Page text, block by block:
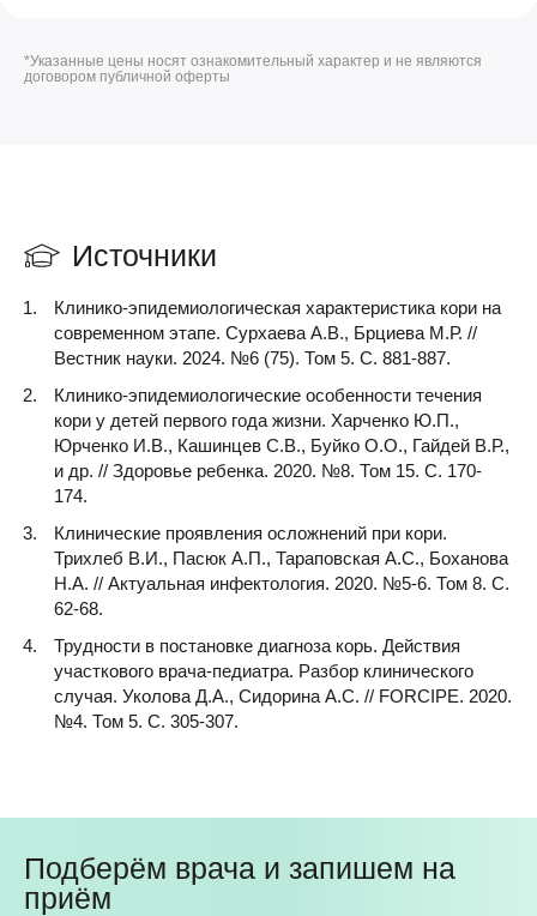
*Указанные цены носят ознакомительный характер и не являются
договором публичной оферты
Источники
Клинико-эпидемиологическая характеристика кори на
современном этапе. Сурхаева А.В., Брциева М.Р. //
Вестник науки. 2024. №6 (75). Том 5. С. 881-887.
Клинико-эпидемиологические особенности течения
кори у детей первого года жизни. Харченко Ю.П.,
Юрченко И.В., Кашинцев С.В., Буйко О.О., Гайдей В.Р.,
и др. // Здоровье ребенка. 2020. №8. Том 15. С. 170-
174.
Клинические проявления осложнений при кори.
Трихлеб В.И., Пасюк А.П., Тараповская А.С., Боханова
Н.А. // Актуальная инфектология. 2020. №5-6. Том 8. С.
62-68.
Трудности в постановке диагноза корь. Действия
участкового врача-педиатра. Разбор клинического
случая. Уколова Д.А., Сидорина А.С. // FORCIPE. 2020.
№4. Том 5. С. 305-307.
Подберём врача и запишем на
приём